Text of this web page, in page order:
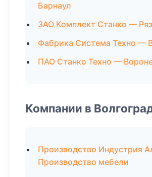
Барнаул
ЗАО Комплект Станко —
Фабрика Система Техно —
ПАО Станко Техно —
Компании в
Производство Индустрия
Производство мебели